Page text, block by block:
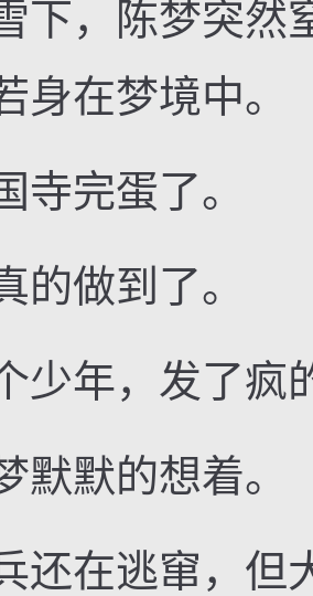
，陈梦突然
身在梦境中。
完蛋了。
做到了。
年，发了疯
默的想着。
在逃窜，但